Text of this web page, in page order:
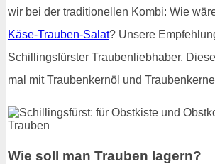
wir bei der traditionellen Kombi: Wie
Käse-Trauben-Salat? Unsere
Schillingsfürster Traubenliebhaber.
mal mit Traubenkernöl und
Wie soll man Trauben lagern?